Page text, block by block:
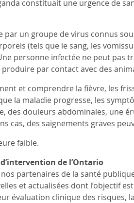
constituait une urgence de
par un groupe de virus connus
(tels que le sang, les
personne infectée ne peut pas
par contact avec des
et comprendre la fièvre, les
la maladie progresse, les
des douleurs abdominales, une
cas, des saignements graves
faible.
de l’Ontario
partenaires de la santé
et actualisées dont l’objectif
évaluation clinique des risques,